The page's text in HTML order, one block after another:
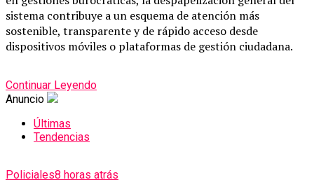
sistema contribuye a un esquema de atención más
sostenible, transparente y de rápido acceso desde
dispositivos móviles o plataformas de gestión ciudadana.
Continuar Leyendo
Anuncio
Últimas
Tendencias
Policiales8 horas atrás